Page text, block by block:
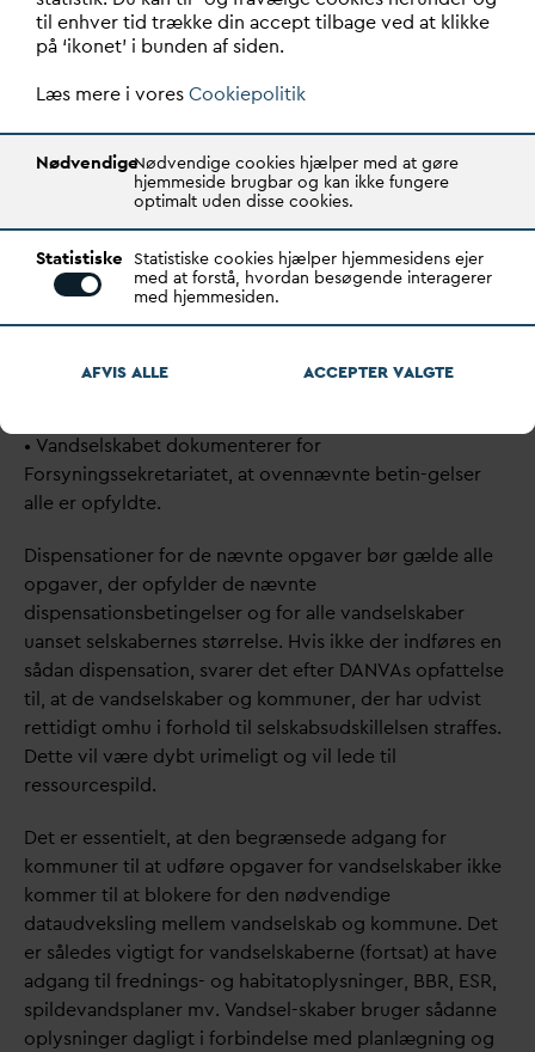
28. maj, 2009.
• Aftalen er tidsbegrænset og udløber senest på
tidspunktet for ophævelsen af denne bekendtgørelse
• Hvis aftalen udløber i perioden 28. maj 2009 – 1.
januar 2013, kan den ikke for-nyes.
Vandselskabets betaling efter den pågældende aftale
er i overensstemmelse med § 5, stk. 1 i nærværende
bekendtgørelse eller fastsat til markedspris.
• Aftalen ikke er i strid med de love og regler, der
• Vandselskabet dokumenterer for
Forsyningssekretariatet, at ovennævnte betin-gelser
alle er opfyldte.
Dispensationer for de nævnte opgaver bør gælde alle
opgaver, der opfylder de nævnte
dispensationsbetingelser og for alle vandselskaber
uanset selskabernes størrelse. Hvis ikke der indføres en
sådan dispensation, svarer det efter DANVAs opfattelse
til, at de vandselskaber og kommuner, der har udvist
rettidigt omhu i forhold til selskabsudskillelsen straffes.
Dette vil være dybt urimeligt og vil lede til
ressourcespild.
Det er essentielt, at den begrænsede adgang for
kommuner til at udføre opgaver for vandselskaber ikke
kommer til at blokere for den nødvendige
dataudveksling mellem vandselskab og kommune. Det
er således vigtigt for vandselskaberne (fortsat) at have
adgang til frednings- og habitatoplysninger, BBR, ESR,
spildevandsplaner mv. Vandsel-skaber bruger sådanne
oplysninger dagligt i forbindelse med planlægning og
til enhver tid trække din accept tilbage ved at klikke
på ‘ikonet’ i bunden af siden.
Læs mere i voresCookiepolitik
NødvendigeNødvendige cookies hjælper med at gøre
hjemmeside brugbar og kan ikke fungere
optimalt uden disse cookies.
Statistiske Statistiske cookies hjælper hjemmesidens ejer
med at forstå, hvordan besøgende interagerer
med hjemmesiden.
AFVIS ALLE ACCEPTERVALGTE